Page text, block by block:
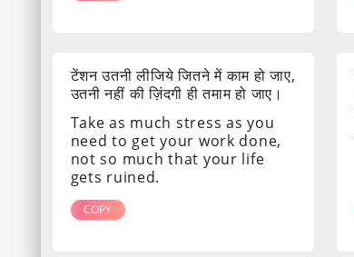
टेंशन उतनी लीजिये जितने में काम हो जाए,
उतनी नहीं की ज़िंदगी ही तमाम हो जाए।
Take as much stress as you
need to get your work done,
not so much that your life
gets ruined.
COPY